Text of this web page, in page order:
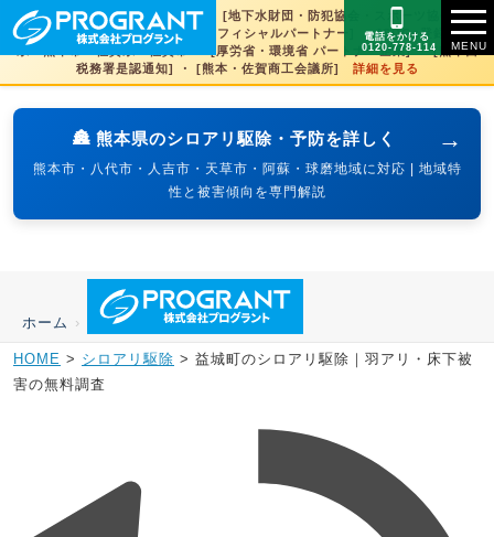
[文化財虫菌害研究所 賛助会員] ・ [地下水財団・防犯協会・スポーツ協会×3県
賛助] ・ [火の国サラマンダーズオフィシャルパートナー] ・ [SDGs登録] 熊本
県・熊本市・佐賀県・佐賀市 ・ [厚労省・環境省 パートナー企業] ・ [熊本西
税務署是認通知] ・ [熊本・佐賀商工会議所] 詳細を見る
→
🏯 熊本県のシロアリ駆除・予防を詳しく
熊本市・八代市・人吉市・天草市・阿蘇・球磨地域に対応 | 地域特
性と被害傾向を専門解説
電話をかける
0120-778-114
ホーム ›
HOME > シロアリ駆除 > 益城町のシロアリ駆除｜羽アリ・床下被
害の無料調査